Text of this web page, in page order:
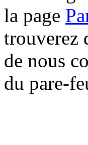
la page
trouverez
de nous
du pare-